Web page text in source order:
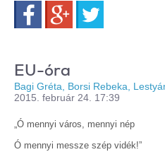
FacebookGoogle+
EU-óra
Bagi Gréta, Borsi Rebeka,
2015. február 24. 17:39
„Ó mennyi város, mennyi nép
Ó mennyi messze szép vidék!”